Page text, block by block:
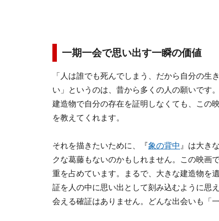
一期一会で思い出す一瞬の価値
「人は誰でも死んでしまう、だから自分の生
い」というのは、昔から多くの人の願いです
建造物で自分の存在を証明しなくても、この
を教えてくれます。
それを描きたいために、『象の背中 』は大き
クな葛藤もないのかもしれません。この映画
重を占めています。まるで、大きな建造物を
証を人の中に思い出として刻み込むように思
会える確証はありません。どんな出会いも「